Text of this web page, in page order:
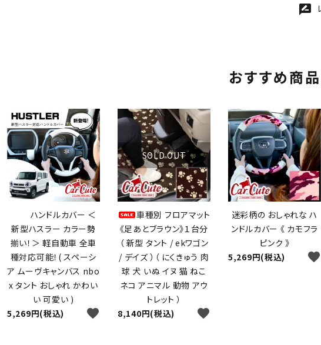
rate_review
おすすめ商品
ハンドルカバー ＜
新型ハスラー カラー勢
揃い！＞ 軽自動車 全車
種対応可能！( スペーシ
ア ムーヴキャンバス nbo
x タント おしゃれ かわい
い 可愛い )
5,269円(税込)
favorite
SOLD OUT
車種別 フロアマット
《足あとブラウン》１台分
（ 新型 タント / ekワゴン
/ デイズ ）（ にくきゅう 肉
球 犬 いぬ イヌ 猫 ねこ
ネコ アニマル 動物 アウ
トレット ）
8,140円(税込)
favorite
迷彩柄の おしゃれな ハ
ンドルカバー 《 カモフラ
ピンク 》
5,269円(税込)
favorite